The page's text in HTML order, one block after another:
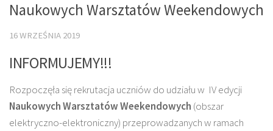
Naukowych Warsztatów Weekendowych
16 WRZEŚNIA 2019
INFORMUJEMY!!!
Rozpoczęła się rekrutacja uczniów do udziału w IV edycji
Naukowych Warsztatów Weekendowych (obszar
elektryczno-elektroniczny) przeprowadzanych w ramach